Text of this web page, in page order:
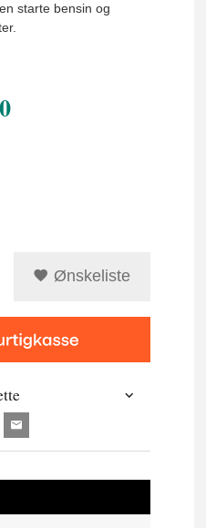
starte bensin og
Ønskeliste